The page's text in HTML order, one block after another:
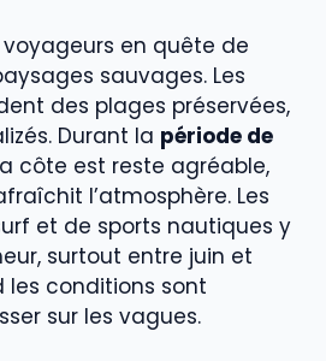
en quête de
sauvages. Les
des plages préservées,
Durant la période de
côte est reste agréable,
l’atmosphère. Les
et de sports nautiques y
surtout entre juin et
les conditions sont
sur les vagues.